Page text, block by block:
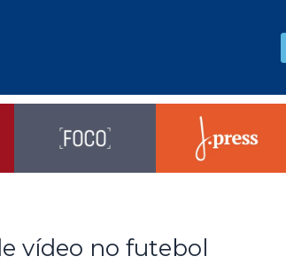
vídeo no futebol